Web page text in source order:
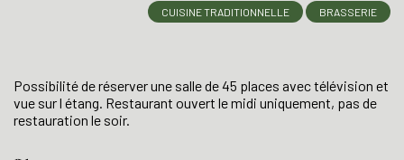
CUISINE TRADITIONNELLE BRASSERIE
Possibilité de réserver une salle de 45 places avec télévision et
vue sur l étang. Restaurant ouvert le midi uniquement, pas de
restauration le soir.